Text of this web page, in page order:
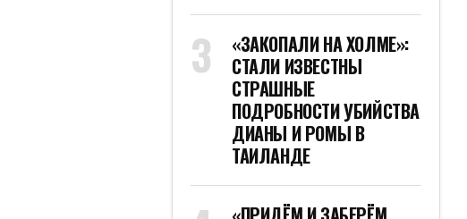
«ЗАКОПАЛИ НА ХОЛМЕ»:
СТАЛИ ИЗВЕСТНЫ
СТРАШНЫЕ
ПОДРОБНОСТИ УБИЙСТВА
ДИАНЫ И РОМЫ В
ТАИЛАНДЕ